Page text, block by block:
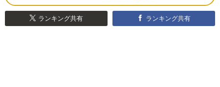
ランキング共有 ランキング共有